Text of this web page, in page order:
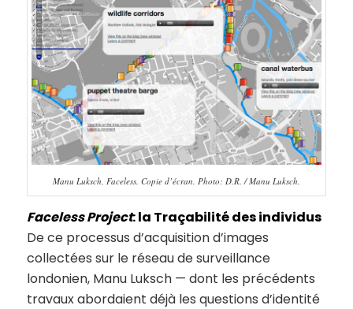
Manu Luksch, Faceless. Copie d’écran. Photo: D.R. / Manu Luksch.
Faceless Project: la Traçabilité des individus
De ce processus d’acquisition d’images
collectées sur le réseau de surveillance
londonien, Manu Luksch — dont les précédents
travaux abordaient déjà les questions d’identité